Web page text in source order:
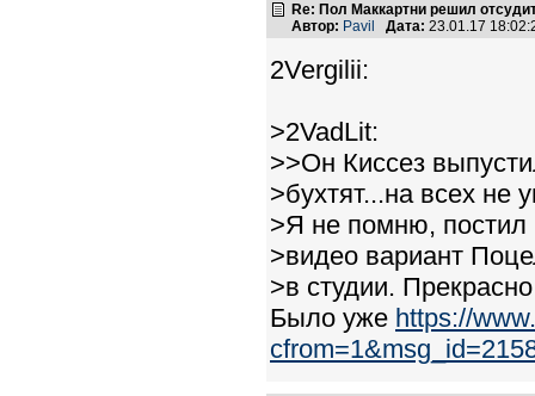
Re: Пол Маккартни решил
Автор: Pavil Дата: 23.01.17
2Vergilii:
>2VadLit:
>>Он Киссез
>бухтят...на всех не
>Я не помню, постил
>видео вариант
>в студии.
Было уже https://